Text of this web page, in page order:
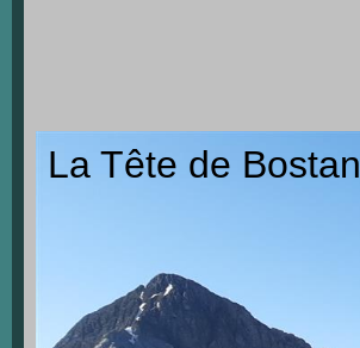
La Tête de Bostan